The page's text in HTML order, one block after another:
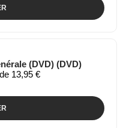
(DVD) (DVD)
13,95 €